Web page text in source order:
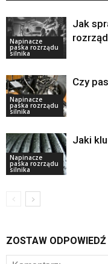
Napinacze
paska rozrządu
silnika
Jak
Napinacze
paska rozrządu
silnika
Czy
Napinacze
paska rozrządu
silnika
Jaki
ZOSTAW ODPOWIEDŹ